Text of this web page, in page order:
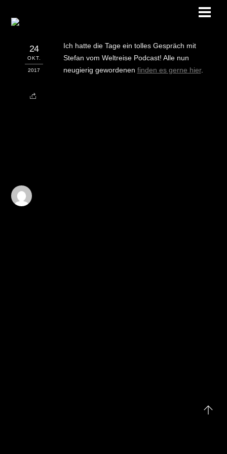
24
OKT.
2017
Ich hatte die Tage ein tolles Gespräch mit
Stefan vom Weltreise Podcast! Alle nun
neugierig gewordenen finden es gerne hier.